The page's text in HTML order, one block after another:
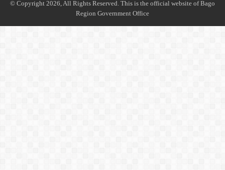
© Copyright 2026, All Rights Reserved. This is the official website of Bago
Region Government Office